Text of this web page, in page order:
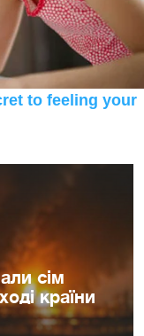
сім
країни